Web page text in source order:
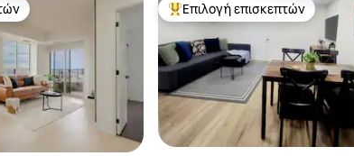
Κορυφαία επιλογή επισκεπτών
Επιλογή επισκεπτών